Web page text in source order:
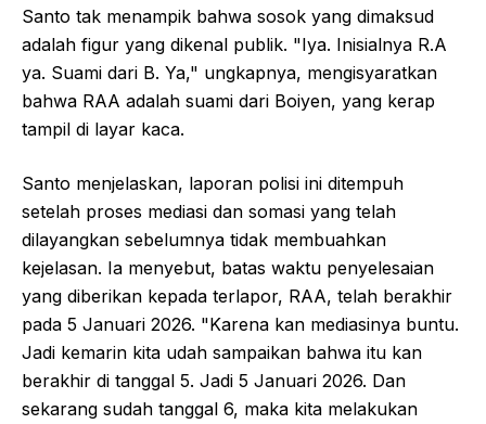
Santo tak menampik bahwa sosok yang dimaksud
adalah figur yang dikenal publik. "Iya. Inisialnya R.A
ya. Suami dari B. Ya," ungkapnya, mengisyaratkan
bahwa RAA adalah suami dari Boiyen, yang kerap
tampil di layar kaca.
Santo menjelaskan, laporan polisi ini ditempuh
setelah proses mediasi dan somasi yang telah
dilayangkan sebelumnya tidak membuahkan
kejelasan. Ia menyebut, batas waktu penyelesaian
yang diberikan kepada terlapor, RAA, telah berakhir
pada 5 Januari 2026. "Karena kan mediasinya buntu.
Jadi kemarin kita udah sampaikan bahwa itu kan
berakhir di tanggal 5. Jadi 5 Januari 2026. Dan
sekarang sudah tanggal 6, maka kita melakukan